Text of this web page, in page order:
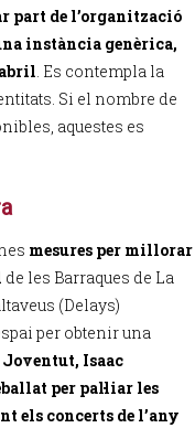
part de l’organització
instància genèrica,
. Es contempla la
Si el nombre de
aquestes es
mesures per millorar
de les Barraques de La
(Delays)
per obtenir una
Isaac
per pal·liar les
els concerts de l’any